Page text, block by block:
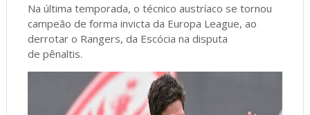
Na última temporada, o técnico austríaco se tornou
campeão de forma invicta da Europa League, ao
derrotar o Rangers, da Escócia na disputa
de pênaltis.